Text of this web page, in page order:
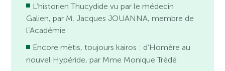
L’historien Thucydide vu par le médecin
Galien, par M. Jacques JOUANNA, membre de
l’Académie
Encore mètis, toujours kairos : d’Homère au
nouvel Hypéride, par Mme Monique Trédé